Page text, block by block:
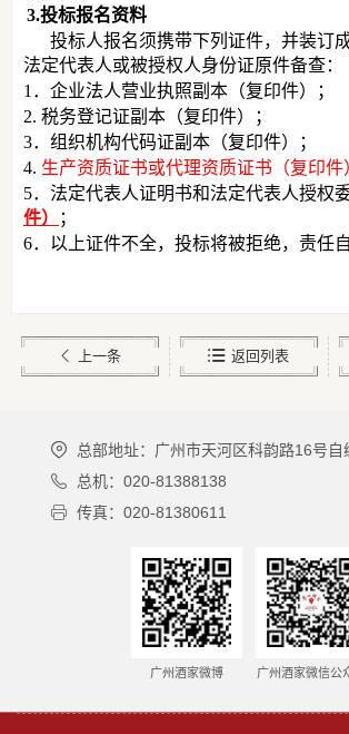
3.投标报名资料
投标人报名须携带下列证件，并装订
法定代表人或被授权人身份证原件备查：
1．企业法人营业执照副本（复印件）；
2. 税务登记证副本（复印件）；
3．组织机构代码证副本（复印件）；
4. 生产资质证书或代理资质证书（复印件
5．法定代表人证明书和法定代表人授权
件）
；
6．以上证件不全，投标将被拒绝，责任自
上一条 返回列表
总部地址：广州市天河区科韵路16号
总机：020-81388138
传真：020-81380611
广州酒家微博 广州酒家微信公